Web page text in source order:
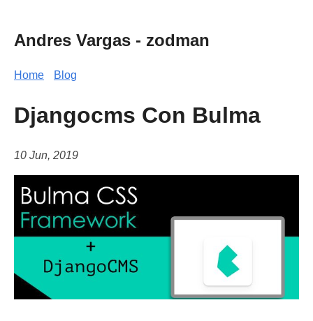
Andres Vargas - zodman
Home Blog
Djangocms Con Bulma
10 Jun, 2019